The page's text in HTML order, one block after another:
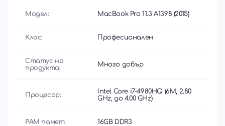
Модел: MacBook Pro 11.3 A1398 (2015)
Клас: Професионален
Статус на
продукта:
Много добър
Процесор:
Intel Core i7-4980HQ (6M, 2.80
GHz, до 4.00 GHz)
РАМ памет: 16GB DDR3